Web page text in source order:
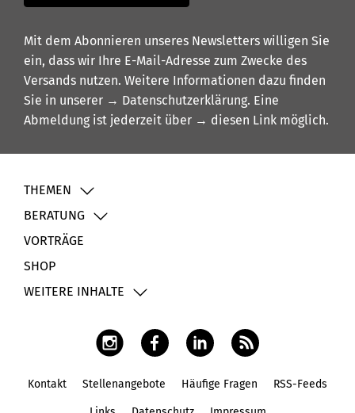
Mit dem Abonnieren unseres Newsletters willigen Sie
ein, dass wir Ihre E-Mail-Adresse zum Zwecke des
Versands nutzen. Weitere Informationen dazu finden
Sie in unserer → Datenschutzerklärung. Eine
Abmeldung ist jederzeit über → diesen Link möglich.
THEMEN
BERATUNG
VORTRÄGE
SHOP
WEITERE INHALTE
Kontakt Stellenangebote Häufige Fragen RSS-Feeds